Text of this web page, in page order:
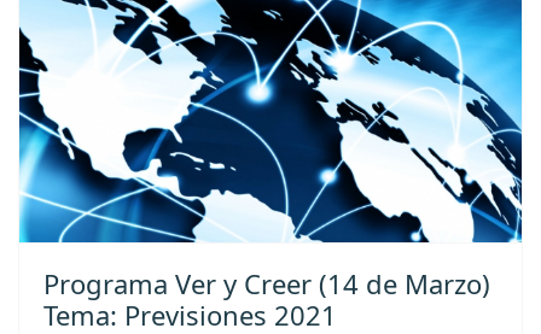
Programa Ver y Creer (14 de Marzo)
Tema: Previsiones 2021